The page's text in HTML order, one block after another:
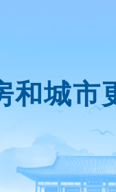
和城市